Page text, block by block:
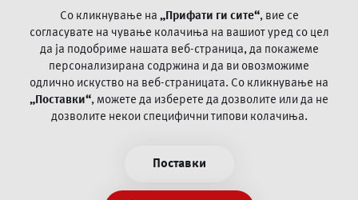
Поплака за оспорување на платежни трансакции со
картичка
Често поставувани прашања
Пофалби и поплаки
услуги и платни системи
Политика за приватност
Со кликнување на „Прифати ги сите“, вие се
согласувате на чување колачиња на вашиот уред со цел
да ја подобриме нашата веб-страница, да покажеме
персонализирана содржина и да ви овозможиме
одлично искуство на веб-страницата. Со кликнување на
„Поставки“, можете да изберете да дозволите или да не
дозволите некои специфични типови колачиња.
Поставки